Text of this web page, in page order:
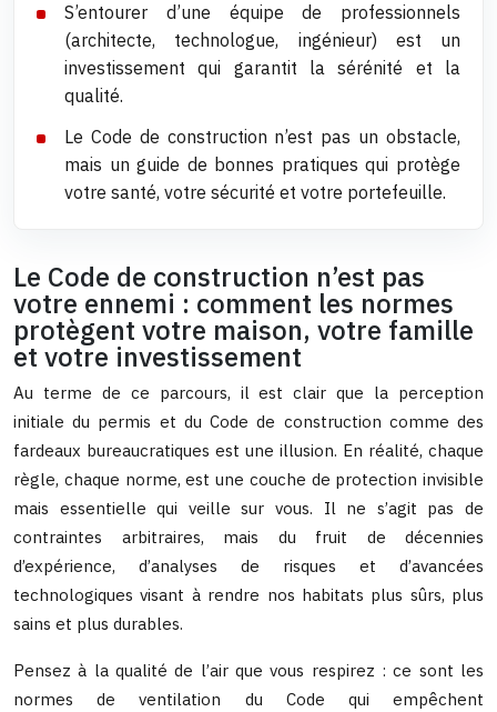
S’entourer d’une équipe de professionnels
(architecte, technologue, ingénieur) est un
investissement qui garantit la sérénité et la
qualité.
Le Code de construction n’est pas un obstacle,
mais un guide de bonnes pratiques qui protège
votre santé, votre sécurité et votre portefeuille.
Le Code de construction n’est pas
votre ennemi : comment les normes
protègent votre maison, votre famille
et votre investissement
Au terme de ce parcours, il est clair que la perception
initiale du permis et du Code de construction comme des
fardeaux bureaucratiques est une illusion. En réalité, chaque
règle, chaque norme, est une couche de protection invisible
mais essentielle qui veille sur vous. Il ne s’agit pas de
contraintes arbitraires, mais du fruit de décennies
d’expérience, d’analyses de risques et d’avancées
technologiques visant à rendre nos habitats plus sûrs, plus
sains et plus durables.
Pensez à la qualité de l’air que vous respirez : ce sont les
normes de ventilation du Code qui empêchent